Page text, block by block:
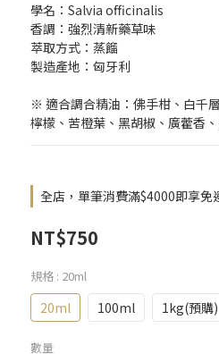
學名：Salvia officinalis
香調：強烈清新藥草味
萃取方式：蒸餾
製造產地：匈牙利
※ 適合調合精油：佛手柑、白千
檸檬、苦橙葉、黑胡椒、廣藿香
全店，單筆消費滿$4000即享免
NT$750
規格 : 20ml
20ml 100ml 1kg(預購)
數量